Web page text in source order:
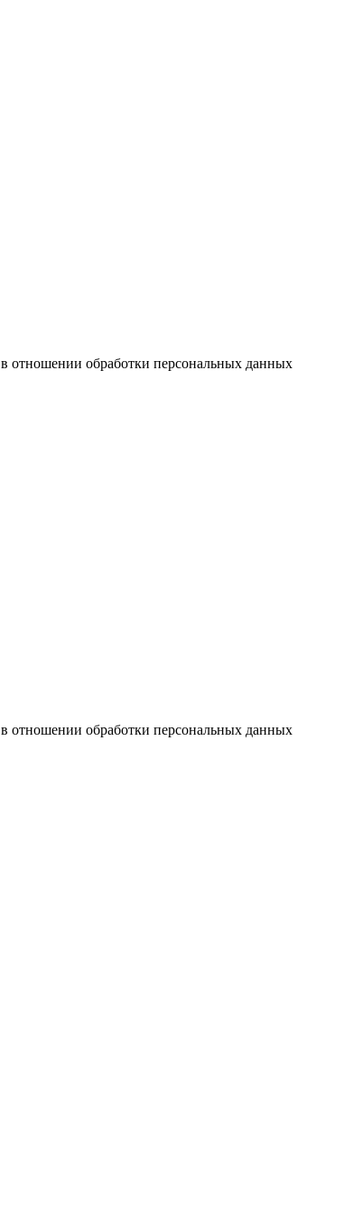
в отношении обработки персональных данных
в отношении обработки персональных данных